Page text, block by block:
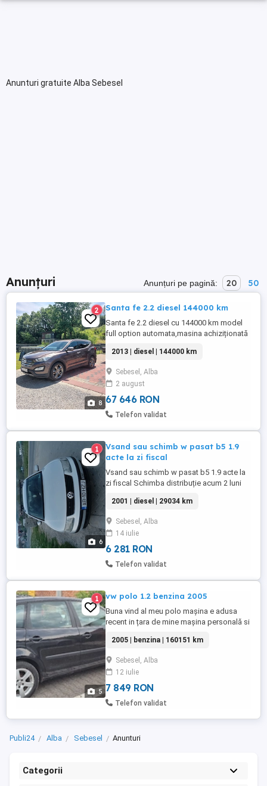
Anunturi gratuite Alba Sebesel
Anunțuri Anunțuri pe pagină: 20 50
8
2 Santa fe 2.2 diesel 144000 km
Santa fe 2.2 diesel cu 144000 km model
full option automata,masina achiziționată
service cu km certificați Rar,anvelope vara
noi cu jante r19 și roti iarna noi pe 18 cu
jante aliaj,interior piele coniac tinuta doar
in garaj..etc.Daca ați găsit mai ieftina cu ...
2013 | diesel | 144000 km
Sebesel, Alba
2 august
67 646 RON
Telefon validat
6
1
Vsand sau schimb w pasat b5 1.9
acte la zi fiscal
Vsand sau schimb w pasat b5 1.9 acte la
zi fiscal Schimba distribuție acum 2 luni
2001 | diesel | 29034 km
Sebesel, Alba
14 iulie
6 281 RON
Telefon validat
5
1 vw polo 1.2 benzina 2005
Buna vind al meu polo mașina e adusa
recent in țara de mine mașina personală si
2005 | benzina | 160151 km
Sebesel, Alba
12 iulie
7 849 RON
Telefon validat
Publi24 Alba Sebesel Anunturi
Categorii